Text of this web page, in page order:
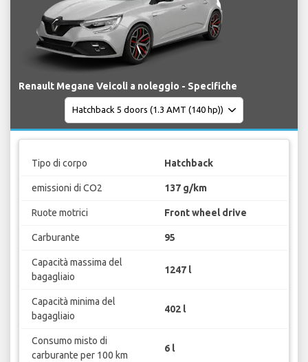
Renault Megane Veicoli a noleggio - Specifiche
Tipo di corpo Hatchback
emissioni di CO2 137 g/km
Ruote motrici Front wheel drive
Carburante 95
Capacità massima del
bagagliaio
1247 l
Capacità minima del
bagagliaio
402 l
Consumo misto di
carburante per 100 km
6 l